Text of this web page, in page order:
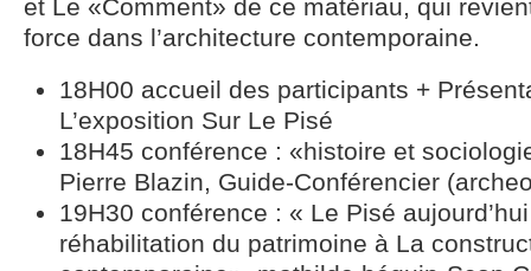
et Le «Comment» de ce matériau, qui
force dans l’architecture contemporaine.
18H00 accueil des participants +
L’exposition Sur Le Pisé
18H45 conférence : «histoire et
Pierre Blazin, Guide-Conférencier
19H30 conférence : « Le Pisé
réhabilitation du patrimoine à La